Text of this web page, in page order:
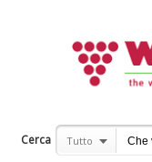
Cerca Tutto